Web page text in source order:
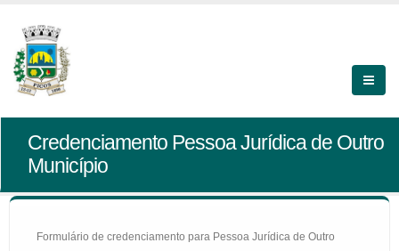
Credenciamento Pessoa Jurídica de Outro
Município
Formulário de credenciamento para Pessoa Jurídica de Outro